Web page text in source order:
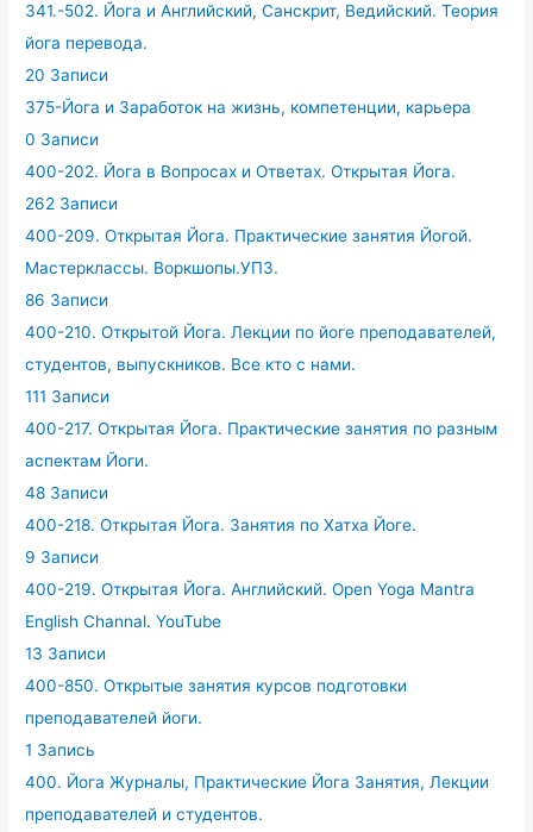
341.-502. Йога и Английский, Санскрит, Ведийский. Теория
йога перевода.
20 Записи
375-Йога и Заработок на жизнь, компетенции, карьера
0 Записи
400-202. Йога в Вопросах и Ответах. Открытая Йога.
262 Записи
400-209. Открытая Йога. Практические занятия Йогой.
Мастерклассы. Воркшопы.УПЗ.
86 Записи
400-210. Открытой Йога. Лекции по йоге преподавателей,
студентов, выпускников. Все кто с нами.
111 Записи
400-217. Открытая Йога. Практические занятия по разным
аспектам Йоги.
48 Записи
400-218. Открытая Йога. Занятия по Хатха Йоге.
9 Записи
400-219. Открытая Йога. Английский. Open Yoga Mantra
English Channal. YouTube
13 Записи
400-850. Открытые занятия курсов подготовки
преподавателей йоги.
1 Запись
400. Йога Журналы, Практические Йога Занятия, Лекции
преподавателей и студентов.